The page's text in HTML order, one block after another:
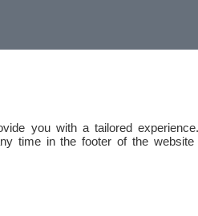
you with a tailored
time in the footer of the